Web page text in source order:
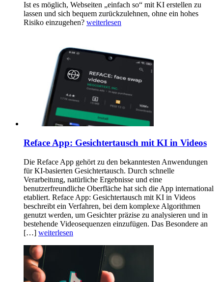
Ist es möglich, Webseiten „einfach so“ mit KI erstellen zu
lassen und sich bequem zurückzulehnen, ohne ein hohes
Risiko einzugehen? weiterlesen
Reface App: Gesichtertausch mit KI in Videos
Die Reface App gehört zu den bekanntesten Anwendungen
für KI-basierten Gesichtertausch. Durch schnelle
Verarbeitung, natürliche Ergebnisse und eine
benutzerfreundliche Oberfläche hat sich die App international
etabliert. Reface App: Gesichtertausch mit KI in Videos
beschreibt ein Verfahren, bei dem komplexe Algorithmen
genutzt werden, um Gesichter präzise zu analysieren und in
bestehende Videosequenzen einzufügen. Das Besondere an
[…] weiterlesen